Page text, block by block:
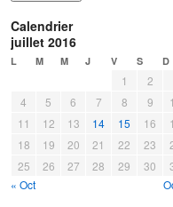
Calendrier
juillet 2016
L M M J V S D
« Oct
1 2
4
5 6 7 8 9
11
12 13 14 15 16
18
19 20 21 22 23
25
26 27 28 29 30